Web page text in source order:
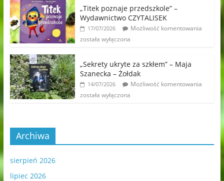
„Titek poznaje przedszkole” –
Wydawnictwo CZYTALISEK
17/07/2026
Możliwość komentowania
została wyłączona
„Sekrety ukryte za szkłem” – Maja
Szanecka – Żołdak
14/07/2026
Możliwość komentowania
została wyłączona
Archiwa
sierpień 2026
lipiec 2026